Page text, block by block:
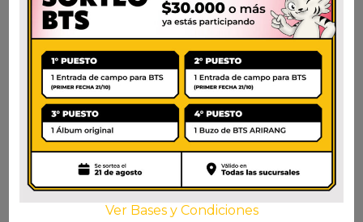
WELCH’S SODA
ORANGE ZERO
1.800
AÑADIR AL CARRITO
MILKIS DURAZNO
250ml.
$1.750
AÑADIR AL CARRITO
Ver Bases y Condiciones